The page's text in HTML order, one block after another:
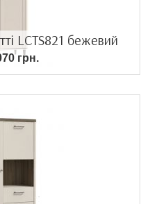
LCTS821 бежевий
грн.